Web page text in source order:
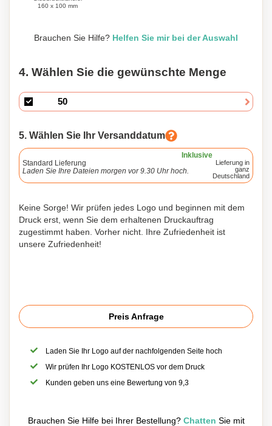
160 x 100 mm
Brauchen Sie Hilfe? Helfen Sie mir bei der Auswahl
4. Wählen Sie die gewünschte Menge
5. Wählen Sie Ihr Versanddatum
Inklusive
Standard Lieferung
Laden Sie Ihre Dateien morgen vor 9.30 Uhr hoch.
Lieferung in
ganz
Deutschland
Keine Sorge! Wir prüfen jedes Logo und beginnen mit dem
Druck erst, wenn Sie dem erhaltenen Druckauftrag
zugestimmt haben. Vorher nicht. Ihre Zufriedenheit ist
unsere Zufriedenheit!
Preis Anfrage
Laden Sie Ihr Logo auf der nachfolgenden Seite hoch
Wir prüfen Ihr Logo KOSTENLOS vor dem Druck
Kunden geben uns eine Bewertung von 9,3
Brauchen Sie Hilfe bei Ihrer Bestellung? Chatten Sie mit